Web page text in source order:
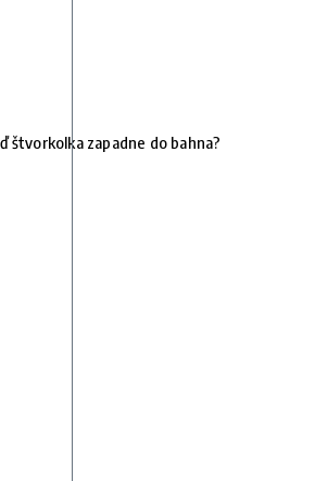
štvorkolka zapadne do bahna?